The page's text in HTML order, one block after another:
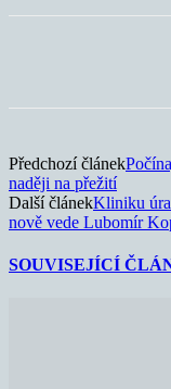
Předchozí článek
naději na přežití
Další článekKliniku
nově vede Lubomír
SOUVISEJÍCÍ